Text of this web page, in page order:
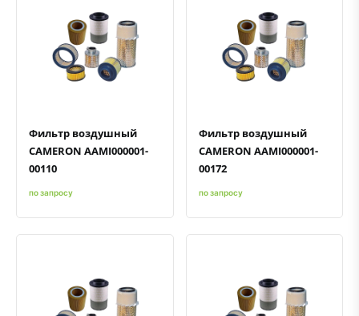
Быстрый просмотрДобавить к сравнению
Добавить в избранное
Фильтр воздушный
CAMERON AAMI000001-
00110
по запросу
Быстрый просмотрДобавить к сравнению
Добавить в избранное
Фильтр воздушный
CAMERON AAMI000001-
00172
по запросу